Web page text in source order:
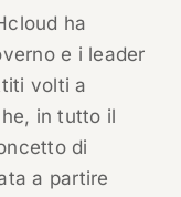
ha
e i leader
volti a
in tutto il
di
a partire